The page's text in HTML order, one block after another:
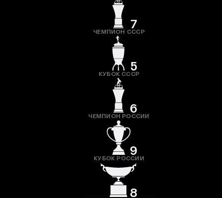
7
ЧЕМПИОН СССР
5
КУБОК СССР
6
ЧЕМПИОН РОССИИ
9
КУБОК РОССИИ
8